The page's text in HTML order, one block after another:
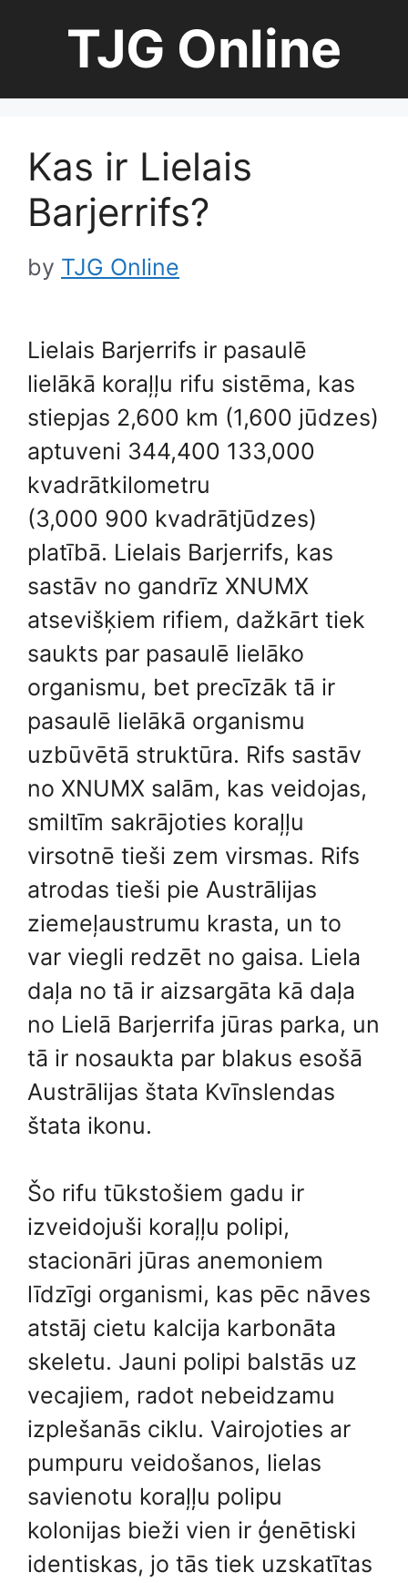
TJG Online
Kas ir Lielais
Barjerrifs?
by TJG Online
Lielais Barjerrifs ir pasaulē
lielākā koraļļu rifu sistēma, kas
stiepjas 2,600 km (1,600 jūdzes)
aptuveni 344,400 133,000
kvadrātkilometru
(3,000 900 kvadrātjūdzes)
platībā. Lielais Barjerrifs, kas
sastāv no gandrīz XNUMX
atsevišķiem rifiem, dažkārt tiek
saukts par pasaulē lielāko
organismu, bet precīzāk tā ir
pasaulē lielākā organismu
uzbūvētā struktūra. Rifs sastāv
no XNUMX salām, kas veidojas,
smiltīm sakrājoties koraļļu
virsotnē tieši zem virsmas. Rifs
atrodas tieši pie Austrālijas
ziemeļaustrumu krasta, un to
var viegli redzēt no gaisa. Liela
daļa no tā ir aizsargāta kā daļa
no Lielā Barjerrifa jūras parka, un
tā ir nosaukta par blakus esošā
Austrālijas štata Kvīnslendas
štata ikonu.
Šo rifu tūkstošiem gadu ir
izveidojuši koraļļu polipi,
stacionāri jūras anemoniem
līdzīgi organismi, kas pēc nāves
atstāj cietu kalcija karbonāta
skeletu. Jauni polipi balstās uz
vecajiem, radot nebeidzamu
izplešanās ciklu. Vairojoties ar
pumpuru veidošanos, lielas
savienotu koraļļu polipu
kolonijas bieži vien ir ģenētiski
identiskas, jo tās tiek uzskatītas